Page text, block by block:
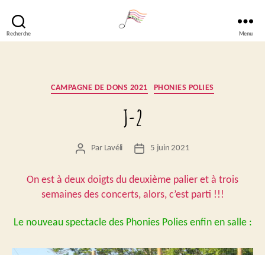
Recherche Lavéli Menu
Catégories
CAMPAGNE DE DONS 2021 PHONIES POLIES
J-2
Auteur
l’article
Par Lavéli
Date
l’article
5 juin 2021
On est à deux doigts du deuxième palier et à trois
semaines des concerts, alors, c’est parti !!!
Le nouveau spectacle des Phonies Polies enfin en salle :